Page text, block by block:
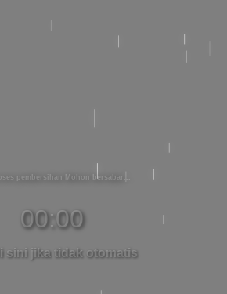
pembersihan Mohon bersabar
00:00
sini jika tidak otomatis